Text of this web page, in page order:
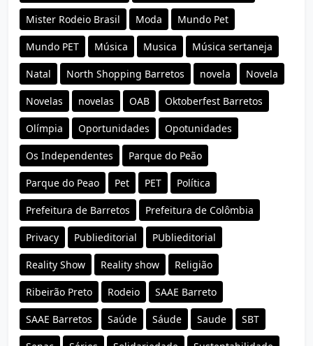
Mister Rodeio Brasil Moda Mundo Pet
Mundo PET Música Musica Música sertaneja
Natal North Shopping Barretos novela Novela
Novelas novelas OAB Oktoberfest Barretos
Olímpia Oportunidades Opotunidades
Os Independentes Parque do Peão
Parque do Peao Pet PET Política
Prefeitura de Barretos Prefeitura de Colômbia
Privacy Publieditorial PUblieditorial
Reality Show Reality show Religião
Ribeirão Preto Rodeio SAAE Barreto
SAAE Barretos Saúde Sáude Saude SBT